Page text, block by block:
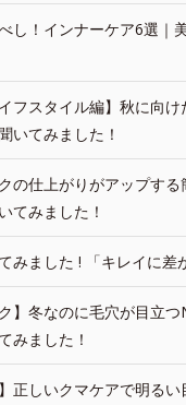
し！インナーケア6選｜
フスタイル編】秋に向
いてみました！
の仕上がりがアップす
てみました！
みました ! 「キレイに差
】冬なのに毛穴が目立つ
みました！
正しいクマケアで明る